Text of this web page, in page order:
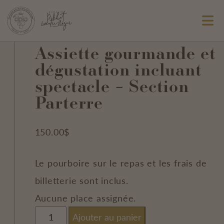
Assiette gourmande et
dégustation incluant
spectacle – Section
Parterre
150.00$
Le pourboire sur le repas et les frais de
billetterie sont inclus.
Aucune place assignée.
quantité
Ajouter au panier